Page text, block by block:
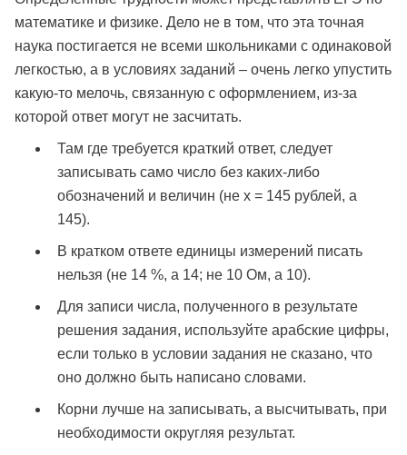
математике и физике. Дело не в том, что эта точная
наука постигается не всеми школьниками с одинаковой
легкостью, а в условиях заданий – очень легко упустить
какую-то мелочь, связанную с оформлением, из-за
которой ответ могут не засчитать.
Там где требуется краткий ответ, следует
записывать само число без каких-либо
обозначений и величин (не х = 145 рублей, а
145).
В кратком ответе единицы измерений писать
нельзя (не 14 %, а 14; не 10 Ом, а 10).
Для записи числа, полученного в результате
решения задания, используйте арабские цифры,
если только в условии задания не сказано, что
оно должно быть написано словами.
Корни лучше на записывать, а высчитывать, при
необходимости округляя результат.